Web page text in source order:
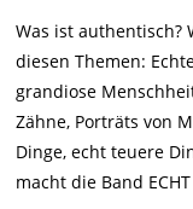
Was ist authentisch?
diesen Themen:
grandiose
Zähne, Porträts von
Dinge, echt teuere
macht die Band